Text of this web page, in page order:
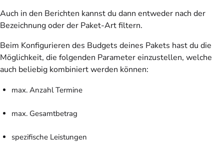
Auch in den Berichten kannst du dann entweder nach der
Bezeichnung oder der Paket-Art filtern.
Beim Konfigurieren des Budgets deines Pakets hast du die
Möglichkeit, die folgenden Parameter einzustellen, welche
auch beliebig kombiniert werden können:
max. Anzahl Termine
max. Gesamtbetrag
spezifische Leistungen